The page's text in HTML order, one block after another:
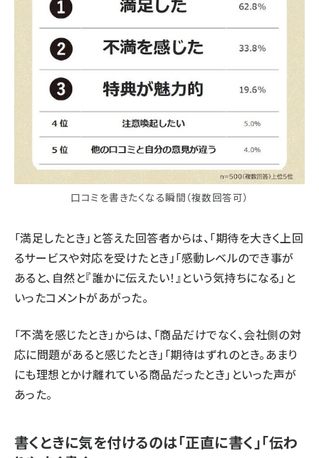
口コミを書きたくなる瞬間（複数回答可）
「満足したとき」と答えた回答者からは、「期待を大きく上回
るサービスや対応を受けたとき」「感動レベルのでき事が
あると、自然と『誰かに伝えたい！』という気持ちになる」と
いったコメントがあがった。
「不満を感じたとき」からは、「商品だけでなく、会社側の対
応に問題があると感じたとき」「期待はずれのとき。あまり
にも理想とかけ離れている商品だったとき」といった声が
あった。
書くときに気を付けるのは「正直に書く」「伝わ